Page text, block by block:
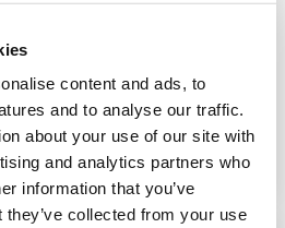
content and ads, to
and to analyse our traffic.
about your use of our site with
and analytics partners who
information that you’ve
collected from your use